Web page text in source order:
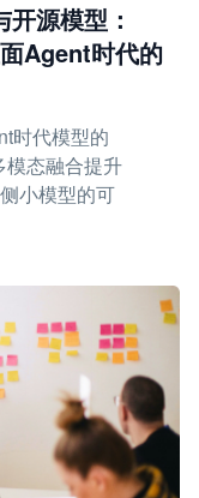
源模型：
Agent时代的
时代模型的
模态融合提升
小模型的可